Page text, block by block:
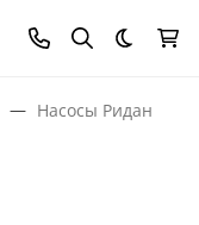
Темная
Насосы Ридан